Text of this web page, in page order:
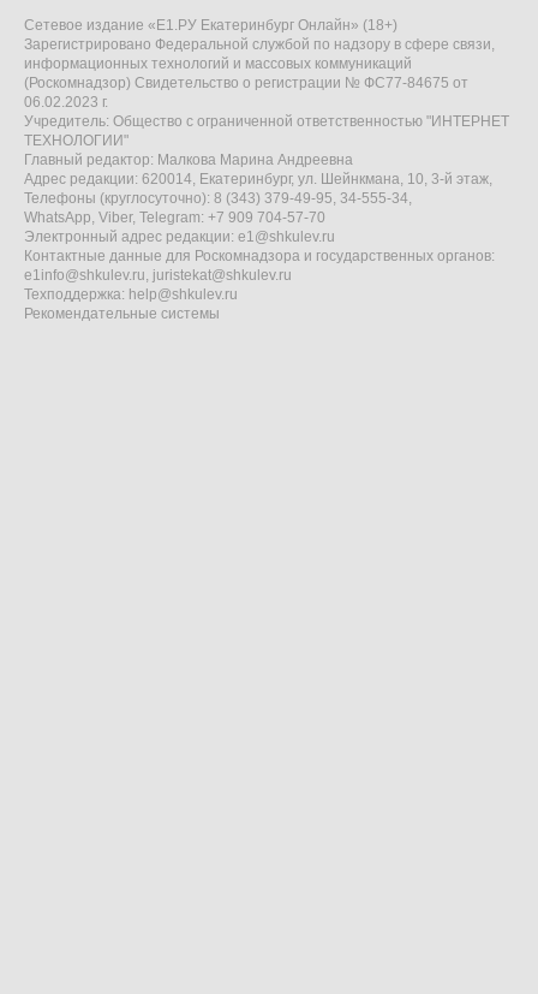
Сетевое издание «Е1.РУ Екатеринбург Онлайн» (18+)
Зарегистрировано Федеральной службой по надзору в сфере связи,
информационных технологий и массовых коммуникаций
(Роскомнадзор) Свидетельство о регистрации № ФС77-84675 от
06.02.2023 г.
Учредитель: Общество с ограниченной ответственностью "ИНТЕРНЕТ
ТЕХНОЛОГИИ"
Главный редактор: Малкова Марина Андреевна
Адрес редакции: 620014, Екатеринбург, ул. Шейнкмана, 10, 3-й этаж,
Телефоны (круглосуточно): 8 (343) 379-49-95, 34-555-34,
WhatsApp, Viber, Telegram: +7 909 704-57-70
Электронный адрес редакции: e1@shkulev.ru
Контактные данные для Роскомнадзора и государственных органов:
e1info@shkulev.ru, juristekat@shkulev.ru
Техподдержка: help@shkulev.ru
Рекомендательные системы